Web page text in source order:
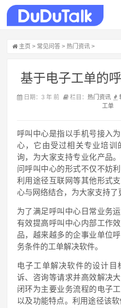
主页 > 常见问答 > 热门资讯 >
基于电子工单的
日期：3 年 前 栏目： 热门资讯
工单
呼叫中心是指以手机号接入
心，它由受过相关专业培训
询，为大家支持专业化产品
问呼叫中心的形式不仅不妨
利用途径互联网等其他形式
心与网络结合，为大家支持了
为了满足呼叫中心日常业务
有效提高呼叫中心内部工作
品，越来越多的企事业单位
务条件的工单解决软件。
电子工单解决软件的设计目
诉、咨询等请求并高效解决
闭环为主要业务流程的电子
以及功能特点。利用途径该